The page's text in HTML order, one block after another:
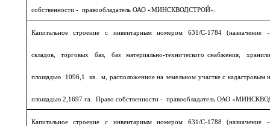
собственности - правообладатель ОАО «МИНСКВОДСТРОЙ».
Капитальное строение с инвентарным номером 631/С-1784 (назначение –
складов, торговых баз, баз материально-технического снабжения,
площадью 1096,1 кв. м, расположенное на земельном участке с кадастровым
площадью 2,1697 га. Право собственности - правообладатель ОАО
Капитальное строение с инвентарным номером 631/С-1788 (назначение –